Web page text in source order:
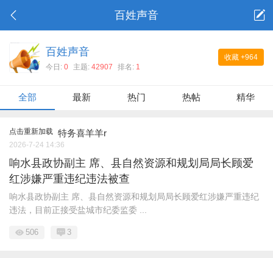
百姓声音
收藏 +964
百姓声音
今日: 0 主题: 42907 排名: 1
全部 最新 热门 热帖 精华
点击重新加载 特务喜羊羊r
2026-7-24 14:36
响水县政协副主 席、县自然资源和规划局局长顾爱
红涉嫌严重违纪违法被查
响水县政协副主 席、县自然资源和规划局局长顾爱红涉嫌严重违纪
违法，目前正接受盐城市纪委监委 ...
506 3